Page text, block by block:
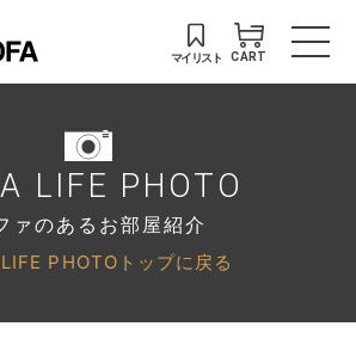
マイリスト CART
LIFE PHOTO
ァのあるお部屋紹介
PHOTOトップに戻る